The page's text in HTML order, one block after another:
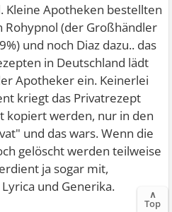
Kleine Apotheken bestellten
Rohypnol (der Großhändler
und noch Diaz dazu.. das
in Deutschland lädt
Apotheker ein. Keinerlei
kriegt das Privatrezept
kopiert werden, nur in den
und das wars. Wenn die
gelöscht werden teilweise
ja sogar mit,
und Generika.
∧
Top